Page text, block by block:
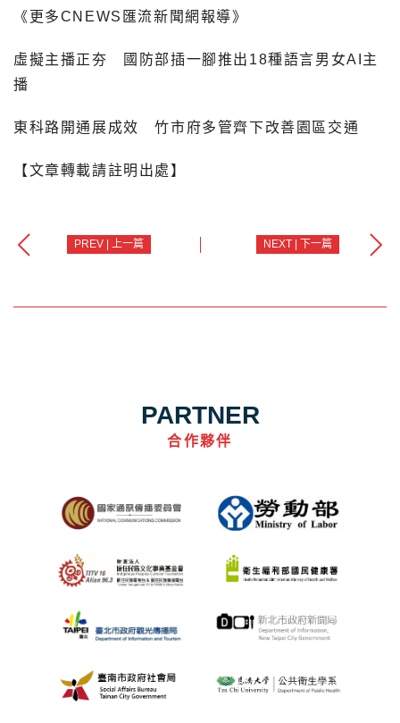
《更多CNEWS匯流新聞網報導》
虛擬主播正夯 國防部插一腳推出18種語言男女AI主
播
東科路開通展成效 竹市府多管齊下改善園區交通
【文章轉載請註明出處】
PREV | 上一篇 NEXT | 下一篇
PARTNER
合作夥伴